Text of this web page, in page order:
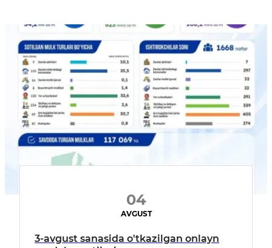
04
AVGUST
3-avgust sanasida o'tkazilgan onlayn